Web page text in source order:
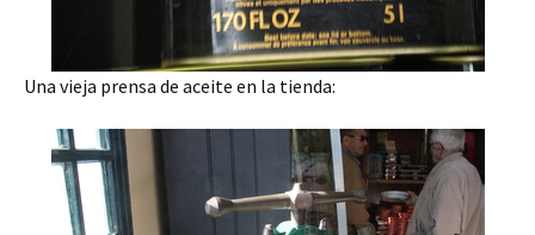
Una vieja prensa de aceite en la tienda: